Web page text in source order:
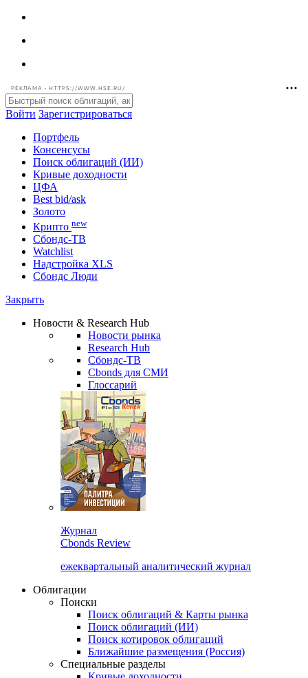
РЕКЛАМА • HTTPS://WWW.HSE.RU/
Войти Зарегистрироваться
Портфель
Консенсусы
Поиск облигаций (ИИ)
Кривые доходности
ЦФА
Best bid/ask
Золото
Крипто new
Сбондс-ТВ
Watchlist
Надстройка XLS
Сбондс Люди
Закрыть
Новости & Research Hub
Новости рынка
Research Hub
Сбондс-ТВ
Cbonds для СМИ
Глоссарий
Журнал
Cbonds Review
ежеквартальный аналитический журнал
Облигации
Поиски
Поиск облигаций & Карты рынка
Поиск облигаций (ИИ)
Поиск котировок облигаций
Ближайшие размещения (Россия)
Специальные разделы